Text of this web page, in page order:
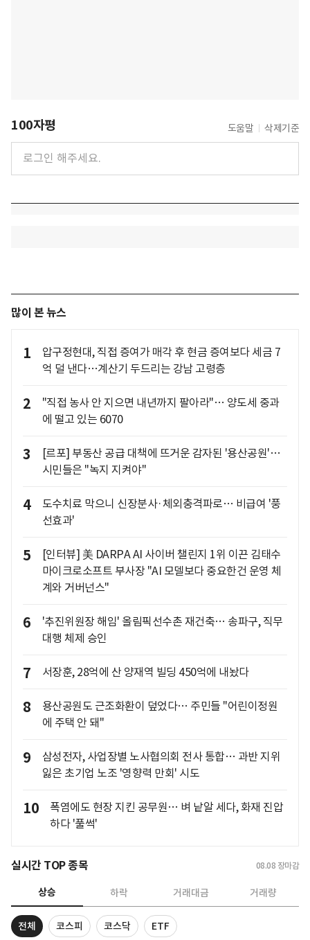
100자평 도움말 삭제기준
많이 본 뉴스
1
압구정현대, 직접 증여가 매각 후 현금 증여보다 세금 7
억 덜 낸다…계산기 두드리는 강남 고령층
2
"직접 농사 안 지으면 내년까지 팔아라"… 양도세 중과
에 떨고 있는 6070
3
[르포] 부동산 공급 대책에 뜨거운 감자된 '용산공원'…
시민들은 "녹지 지켜야"
4
도수치료 막으니 신장분사·체외충격파로… 비급여 '풍
선효과'
5
[인터뷰] 美 DARPA AI 사이버 챌린지 1위 이끈 김태수
마이크로소프트 부사장 "AI 모델보다 중요한건 운영 체
계와 거버넌스"
6
'추진위원장 해임' 올림픽선수촌 재건축… 송파구, 직무
대행 체제 승인
7 서장훈, 28억에 산 양재역 빌딩 450억에 내놨다
8
용산공원도 근조화환이 덮었다… 주민들 "어린이정원
에 주택 안 돼"
9
삼성전자, 사업장별 노사협의회 전사 통합… 과반 지위
잃은 초기업 노조 '영향력 만회' 시도
10
폭염에도 현장 지킨 공무원… 벼 낱알 세다, 화재 진압
하다 '풀썩'
실시간 TOP 종목 08.08 장마감
상승 하락 거래대금 거래량
전체 코스피 코스닥 ETF